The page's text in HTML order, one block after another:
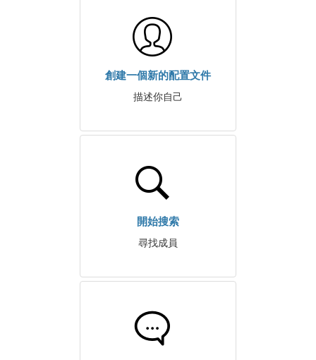
創建一個新的配置文件
描述你自己
開始搜索
尋找成員